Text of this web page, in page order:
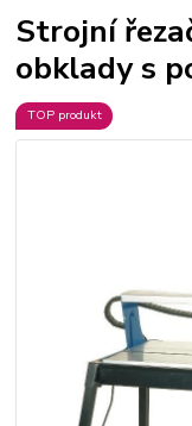
Strojní
obklady s
TOP produkt